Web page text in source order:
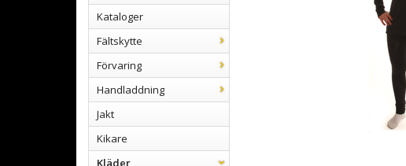
Kataloger
Fältskytte
Förvaring
Handladdning
Jakt
Kikare
Kläder